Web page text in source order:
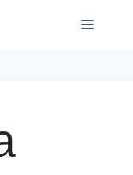
Menù